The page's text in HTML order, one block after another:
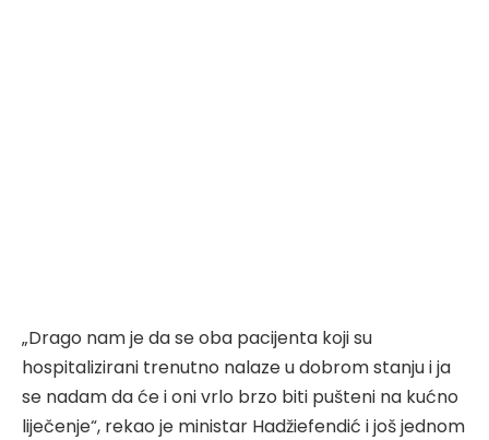
„Drago nam je da se oba pacijenta koji su
hospitalizirani trenutno nalaze u dobrom stanju i ja
se nadam da će i oni vrlo brzo biti pušteni na kućno
liječenje“, rekao je ministar Hadžiefendić i još jednom